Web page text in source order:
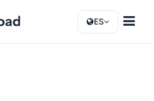
ES